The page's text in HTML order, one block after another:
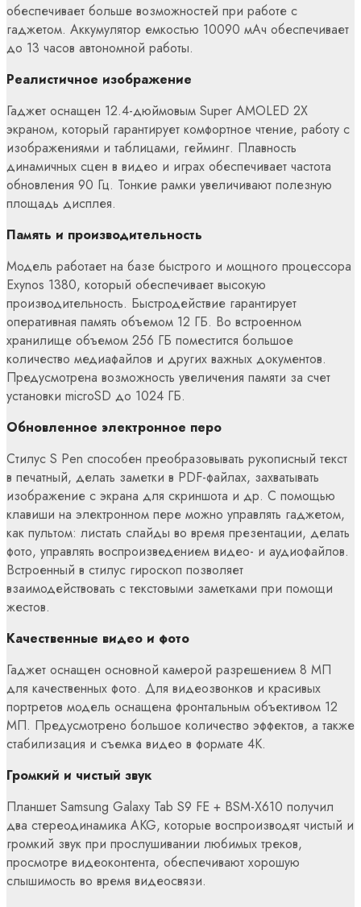
обеспечивает больше возможностей при работе с
гаджетом. Аккумулятор емкостью 10090 мАч обеспечивает
до 13 часов автономной работы.
Реалистичное изображение
Гаджет оснащен 12.4-дюймовым Super AMOLED 2X
экраном, который гарантирует комфортное чтение, работу с
изображениями и таблицами, гейминг. Плавность
динамичных сцен в видео и играх обеспечивает частота
обновления 90 Гц. Тонкие рамки увеличивают полезную
площадь дисплея.
Память и производительность
Модель работает на базе быстрого и мощного процессора
Exynos 1380, который обеспечивает высокую
производительность. Быстродействие гарантирует
оперативная память объемом 12 ГБ. Во встроенном
хранилище объемом 256 ГБ поместится большое
количество медиафайлов и других важных документов.
Предусмотрена возможность увеличения памяти за счет
установки microSD до 1024 ГБ.
Обновленное электронное перо
Стилус S Pen способен преобразовывать рукописный текст
в печатный, делать заметки в PDF-файлах, захватывать
изображение с экрана для скриншота и др. С помощью
клавиши на электронном пере можно управлять гаджетом,
как пультом: листать слайды во время презентации, делать
фото, управлять воспроизведением видео- и аудиофайлов.
Встроенный в стилус гироскоп позволяет
взаимодействовать с текстовыми заметками при помощи
жестов.
Качественные видео и фото
Гаджет оснащен основной камерой разрешением 8 МП
для качественных фото. Для видеозвонков и красивых
портретов модель оснащена фронтальным объективом 12
МП. Предусмотрено большое количество эффектов, а также
стабилизация и съемка видео в формате 4К.
Громкий и чистый звук
Планшет Samsung Galaxy Tab S9 FE + BSM-X610 получил
два стереодинамика AKG, которые воспроизводят чистый и
громкий звук при прослушивании любимых треков,
просмотре видеоконтента, обеспечивают хорошую
слышимость во время видеосвязи.